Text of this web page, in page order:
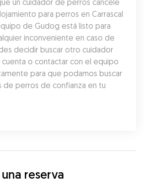
un cuidador de perros cancele
para perros en Carrascal
de Gudog está listo para
inconveniente en caso de
decidir buscar otro cuidador
o contactar con el equipo
para que podamos buscar
de perros de confianza en tu
reserva